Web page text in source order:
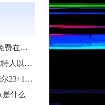
nba免费在线高清直播
凯尔特人以92-105不敌雷霆
兰德尔23+10爱德华兹19中5 森林狼
什么